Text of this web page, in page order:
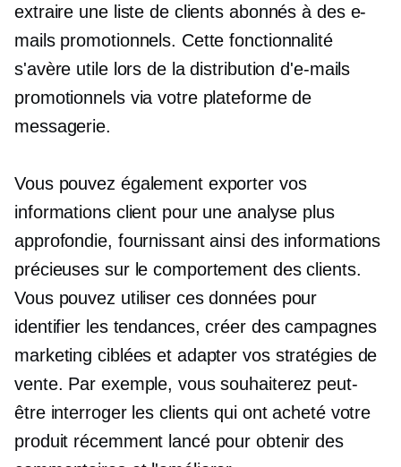
extraire une liste de clients abonnés à des e-
mails promotionnels. Cette fonctionnalité
s'avère utile lors de la distribution d'e-mails
promotionnels via votre plateforme de
messagerie.
Vous pouvez également exporter vos
informations client pour une analyse plus
approfondie, fournissant ainsi des informations
précieuses sur le comportement des clients.
Vous pouvez utiliser ces données pour
identifier les tendances, créer des campagnes
marketing ciblées et adapter vos stratégies de
vente. Par exemple, vous souhaiterez peut-
être interroger les clients qui ont acheté votre
produit récemment lancé pour obtenir des